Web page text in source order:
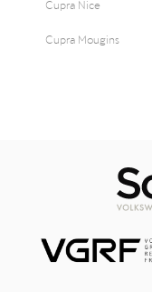
Cupra Nice
Cupra Mougins